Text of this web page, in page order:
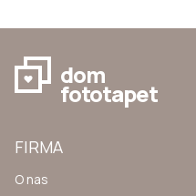
dom
fototapet
FIRMA
O nas